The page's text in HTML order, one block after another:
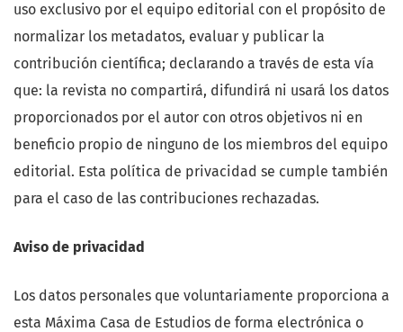
uso exclusivo por el equipo editorial con el propósito de
normalizar los metadatos, evaluar y publicar la
contribución científica; declarando a través de esta vía
que: la revista no compartirá, difundirá ni usará los datos
proporcionados por el autor con otros objetivos ni en
beneficio propio de ninguno de los miembros del equipo
editorial. Esta política de privacidad se cumple también
para el caso de las contribuciones rechazadas.
Aviso de privacidad
Los datos personales que voluntariamente proporciona a
esta Máxima Casa de Estudios de forma electrónica o